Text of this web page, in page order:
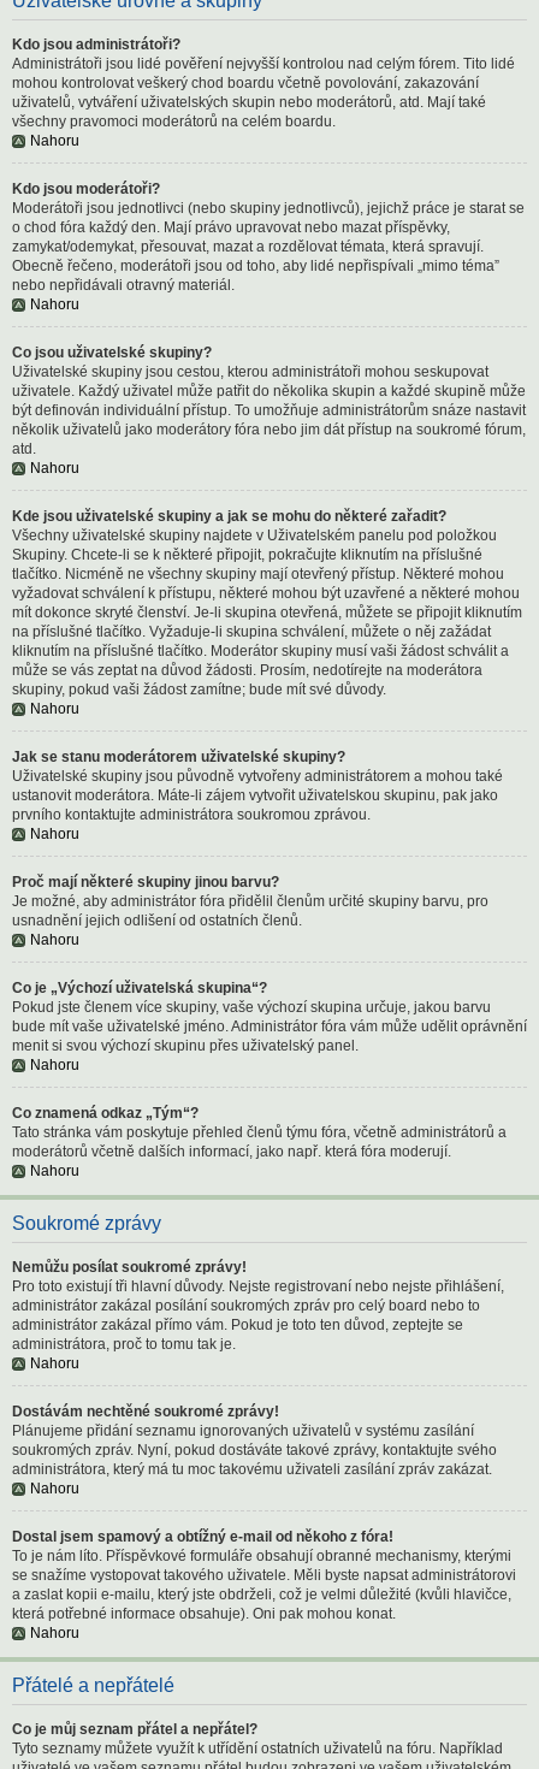
Kdo jsou administrátoři?
Administrátoři jsou lidé pověření nejvyšší kontrolou nad celým fórem. Tito lidé
mohou kontrolovat veškerý chod boardu včetně povolování, zakazování
uživatelů, vytváření uživatelských skupin nebo moderátorů, atd. Mají také
všechny pravomoci moderátorů na celém boardu.
Nahoru
Kdo jsou moderátoři?
Moderátoři jsou jednotlivci (nebo skupiny jednotlivců), jejichž práce je starat se
o chod fóra každý den. Mají právo upravovat nebo mazat příspěvky,
zamykat/odemykat, přesouvat, mazat a rozdělovat témata, která spravují.
Obecně řečeno, moderátoři jsou od toho, aby lidé nepřispívali „mimo téma”
nebo nepřidávali otravný materiál.
Nahoru
Co jsou uživatelské skupiny?
Uživatelské skupiny jsou cestou, kterou administrátoři mohou seskupovat
uživatele. Každý uživatel může patřit do několika skupin a každé skupině může
být definován individuální přístup. To umožňuje administrátorům snáze nastavit
několik uživatelů jako moderátory fóra nebo jim dát přístup na soukromé fórum,
atd.
Nahoru
Kde jsou uživatelské skupiny a jak se mohu do některé zařadit?
Všechny uživatelské skupiny najdete v Uživatelském panelu pod položkou
Skupiny. Chcete-li se k některé připojit, pokračujte kliknutím na příslušné
tlačítko. Nicméně ne všechny skupiny mají otevřený přístup. Některé mohou
vyžadovat schválení k přístupu, některé mohou být uzavřené a některé mohou
mít dokonce skryté členství. Je-li skupina otevřená, můžete se připojit kliknutím
na příslušné tlačítko. Vyžaduje-li skupina schválení, můžete o něj zažádat
kliknutím na příslušné tlačítko. Moderátor skupiny musí vaši žádost schválit a
může se vás zeptat na důvod žádosti. Prosím, nedotírejte na moderátora
skupiny, pokud vaši žádost zamítne; bude mít své důvody.
Nahoru
Jak se stanu moderátorem uživatelské skupiny?
Uživatelské skupiny jsou původně vytvořeny administrátorem a mohou také
ustanovit moderátora. Máte-li zájem vytvořit uživatelskou skupinu, pak jako
prvního kontaktujte administrátora soukromou zprávou.
Nahoru
Proč mají některé skupiny jinou barvu?
Je možné, aby administrátor fóra přidělil členům určité skupiny barvu, pro
usnadnění jejich odlišení od ostatních členů.
Nahoru
Co je „Výchozí uživatelská skupina“?
Pokud jste členem více skupiny, vaše výchozí skupina určuje, jakou barvu
bude mít vaše uživatelské jméno. Administrátor fóra vám může udělit oprávnění
menit si svou výchozí skupinu přes uživatelský panel.
Nahoru
Co znamená odkaz „Tým“?
Tato stránka vám poskytuje přehled členů týmu fóra, včetně administrátorů a
moderátorů včetně dalších informací, jako např. která fóra moderují.
Nahoru
Soukromé zprávy
Nemůžu posílat soukromé zprávy!
Pro toto existují tři hlavní důvody. Nejste registrovaní nebo nejste přihlášení,
administrátor zakázal posílání soukromých zpráv pro celý board nebo to
administrátor zakázal přímo vám. Pokud je toto ten důvod, zeptejte se
administrátora, proč to tomu tak je.
Nahoru
Dostávám nechtěné soukromé zprávy!
Plánujeme přidání seznamu ignorovaných uživatelů v systému zasílání
soukromých zpráv. Nyní, pokud dostáváte takové zprávy, kontaktujte svého
administrátora, který má tu moc takovému uživateli zasílání zpráv zakázat.
Nahoru
Dostal jsem spamový a obtížný e-mail od někoho z fóra!
To je nám líto. Příspěvkové formuláře obsahují obranné mechanismy, kterými
se snažíme vystopovat takového uživatele. Měli byste napsat administrátorovi
a zaslat kopii e-mailu, který jste obdrželi, což je velmi důležité (kvůli hlavičce,
která potřebné informace obsahuje). Oni pak mohou konat.
Nahoru
Přátelé a nepřátelé
Co je můj seznam přátel a nepřátel?
Tyto seznamy můžete využít k utřídění ostatních uživatelů na fóru. Například